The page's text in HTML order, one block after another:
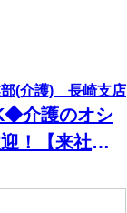
部(介護) 長崎支店
介護のオシ
！【来社不